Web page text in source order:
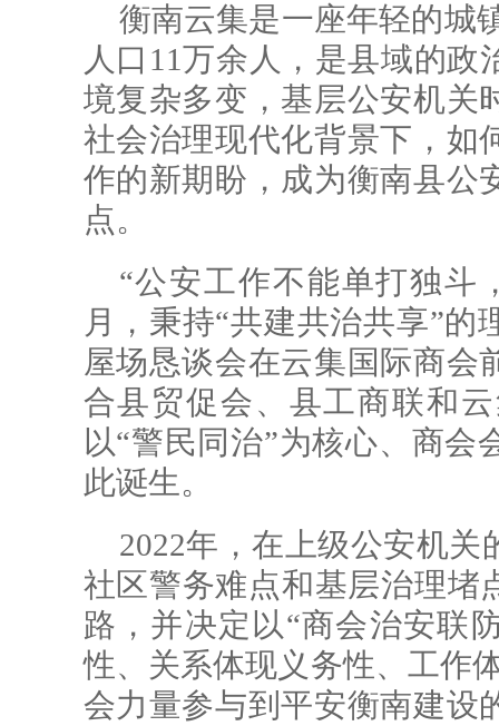
衡南云集是一座年轻的城
人口11万余人，是县域的
境复杂多变，基层公安机关
社会治理现代化背景下，如
作的新期盼，成为衡南县公
点。
“公安工作不能单打独斗
月，秉持“共建共治共享”
屋场恳谈会在云集国际商会
合县贸促会、县工商联和
以“警民同治”为核心、商
此诞生。
2022年，在上级公安机
社区警务难点和基层治理堵
路，并决定以“商会治安联
性、关系体现义务性、工作
会力量参与到平安衡南建设